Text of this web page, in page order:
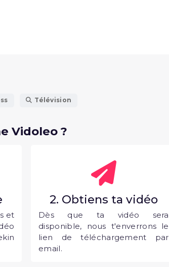
Télévision
Vidoleo ?
et
2. Obtiens ta vidéo
Dès que ta vidéo sera
disponible, nous t'enverrons le
lien de téléchargement par
email.